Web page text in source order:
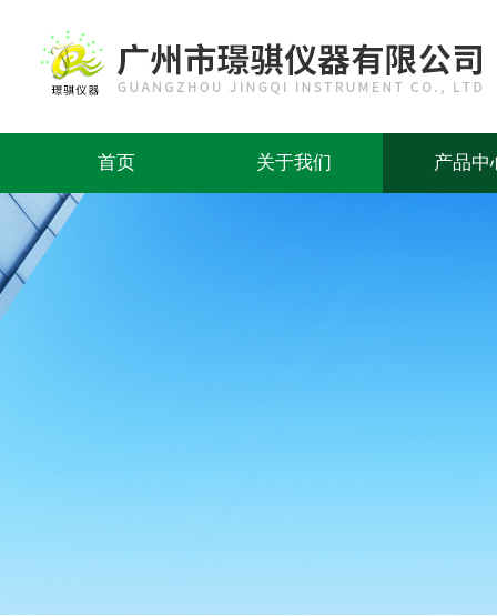
首页 关于我们 产品中